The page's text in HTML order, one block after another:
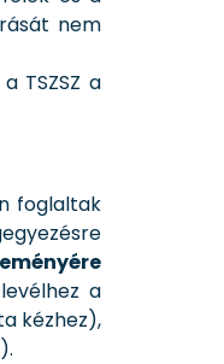
nem
TSZSZ a
foglaltak
a
kézhez),